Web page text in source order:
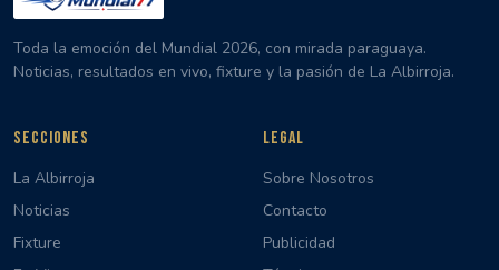
Toda la emoción del Mundial 2026, con mirada paraguaya.
Noticias, resultados en vivo, fixture y la pasión de La Albirroja.
SECCIONES
La Albirroja
Noticias
Fixture
LEGAL
Sobre Nosotros
Contacto
Publicidad